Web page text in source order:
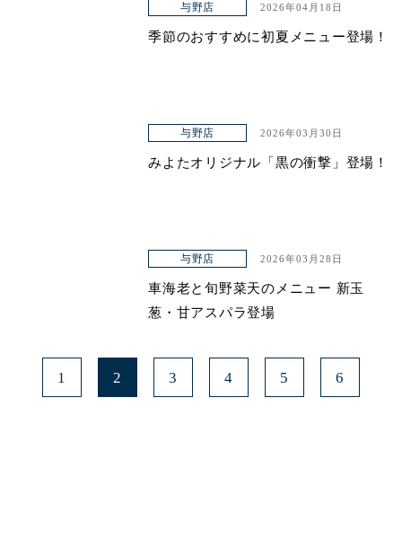
与野店 2026年04月18日
季節のおすすめに初夏メニュー登場！
与野店 2026年03月30日
みよたオリジナル「黒の衝撃」登場！
与野店 2026年03月28日
車海老と旬野菜天のメニュー 新玉
葱・甘アスパラ登場
1 2 3 4 5 6